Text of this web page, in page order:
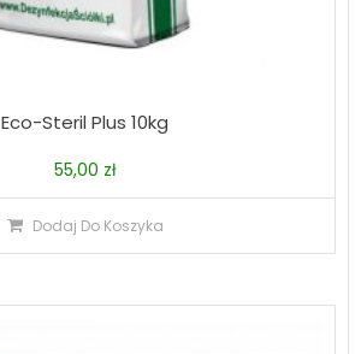
Eco-Steril Plus 10kg
55,00 zł
Dodaj Do Koszyka